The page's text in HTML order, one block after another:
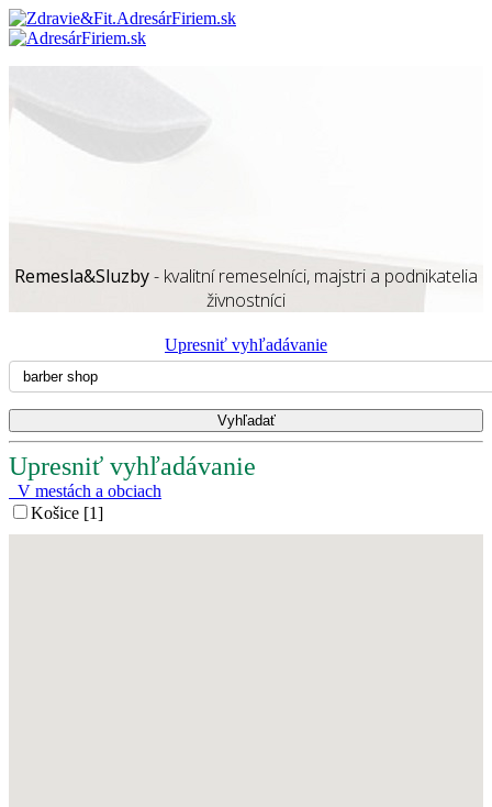
Remesla&Sluzby- kvalitní remeselníci, majstri a podnikatelia
živnostníci
Upresniť vyhľadávanie
Upresniť vyhľadávanie
V mestách a obciach
Košice [1]